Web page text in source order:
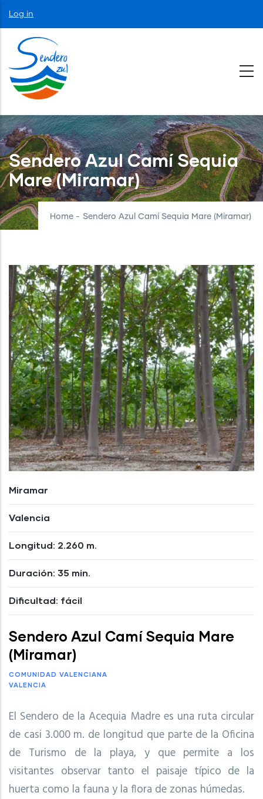
Skip
to
main
content
User
account
menu
Log in
Sendero Azul Camí Sequia
Mare (Miramar)
Home - Sendero Azul Camí Sequia Mare (Miramar)
Miramar
Valencia
Longitud: 2.260 m.
Duración: 35 min.
Dificultad: fácil
Sendero Azul Camí Sequia Mare
(Miramar)
COMUNIDAD VALENCIANA
VALENCIA
El Sendero de la Acequia Madre es una ruta circular
de casi 3.000 m. de longitud que parte de la Oficina
de Turismo de la playa, y que permite a los
visitantes observar tanto el paisaje típico de la
huerta como la fauna y la flora de zonas húmedas.